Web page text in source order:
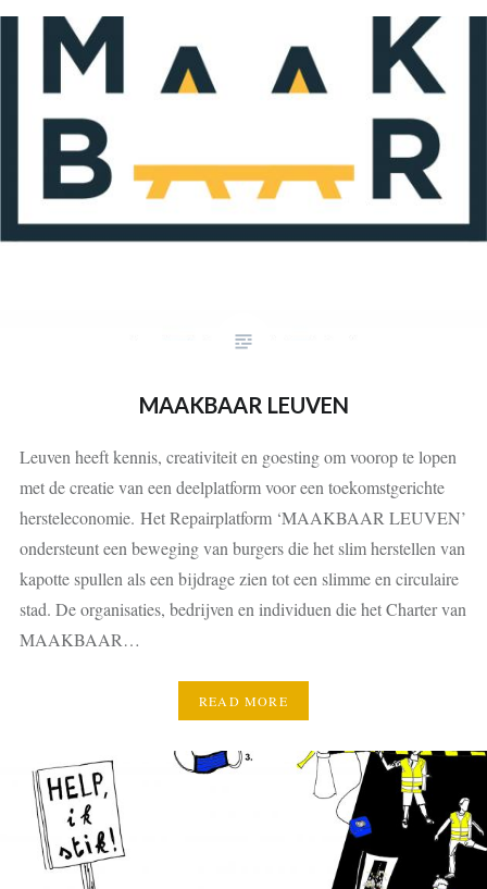
MAAKBAAR LEUVEN
Leuven heeft kennis, creativiteit en goesting om voorop te lopen
met de creatie van een deelplatform voor een toekomstgerichte
hersteleconomie. Het Repairplatform ‘MAAKBAAR LEUVEN’
ondersteunt een beweging van burgers die het slim herstellen van
kapotte spullen als een bijdrage zien tot een slimme en circulaire
stad. De organisaties, bedrijven en individuen die het Charter van
MAAKBAAR…
READ MORE